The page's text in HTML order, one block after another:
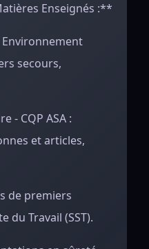
Enseignés :**
Environnement
secours,
- CQP ASA :
et articles,
de premiers
du Travail (SST).